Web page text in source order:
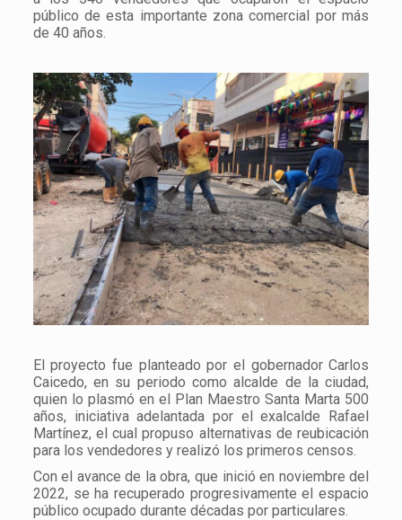
público de esta importante zona comercial por más
de 40 años.
El proyecto fue planteado por el gobernador Carlos
Caicedo, en su periodo como alcalde de la ciudad,
quien lo plasmó en el Plan Maestro Santa Marta 500
años, iniciativa adelantada por el exalcalde Rafael
Martínez, el cual propuso alternativas de reubicación
para los vendedores y realizó los primeros censos.
Con el avance de la obra, que inició en noviembre del
2022, se ha recuperado progresivamente el espacio
público ocupado durante décadas por particulares.